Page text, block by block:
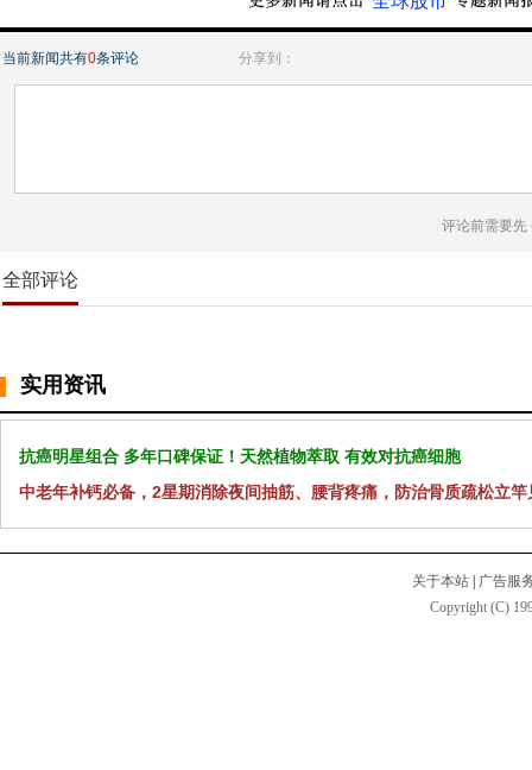
当前新闻共有0条评论 分享到：
评论前需要先
全部评论
实用资讯
抗癌明星组合 多年口碑保证！天然植物萃取 有效对抗癌细胞
中老年补钙必备，2星期消除夜间抽筋、腰背疼痛，防治骨质疏松立竿
关于本站
广告服
Copyright (C)